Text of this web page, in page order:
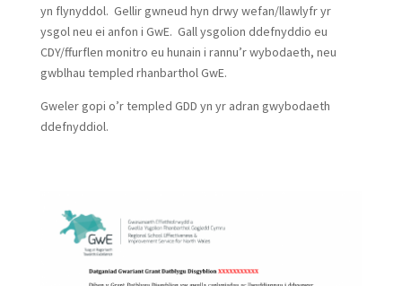
yn flynyddol. Gellir gwneud hyn drwy wefan/llawlyfr yr
ysgol neu ei anfon i GwE. Gall ysgolion ddefnyddio eu
CDY/ffurflen monitro eu hunain i rannu’r wybodaeth, neu
gwblhau templed rhanbarthol GwE.
Gweler gopi o’r templed GDD yn yr adran gwybodaeth
ddefnyddiol.